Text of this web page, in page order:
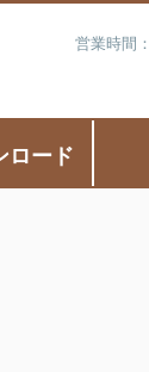
営業時間
ロード